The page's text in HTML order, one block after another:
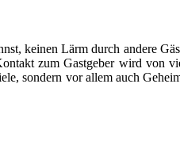
keinen Lärm durch andere
zum Gastgeber wird von
sondern vor allem auch